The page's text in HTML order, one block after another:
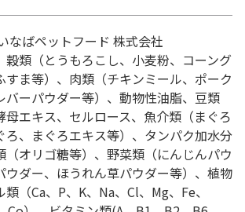
なばペットフード 株式会社
穀類（とうもろこし、小麦粉、コーング
すま等）、肉類（チキンミール、ポーク
バーパウダー等）、動物性油脂、豆類
母エキス、セルロース、魚介類（まぐろ
ろ、まぐろエキス等）、タンパク加水分
（オリゴ糖等）、野菜類（にんじんパウ
ウダー、ほうれん草パウダー等）、植物
（Ca、P、K、Na、Cl、Mg、Fe、